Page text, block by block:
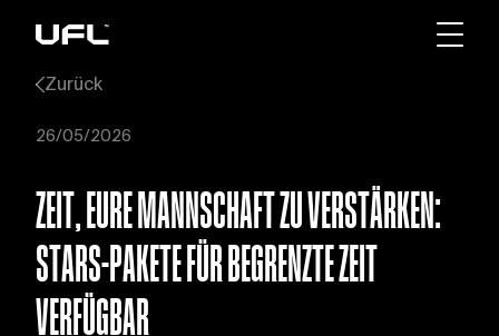
Zurück
26/05/2026
ZEIT, EURE MANNSCHAFT ZU VERSTÄRKEN:
STARS-PAKETE FÜR BEGRENZTE ZEIT
VERFÜGBAR